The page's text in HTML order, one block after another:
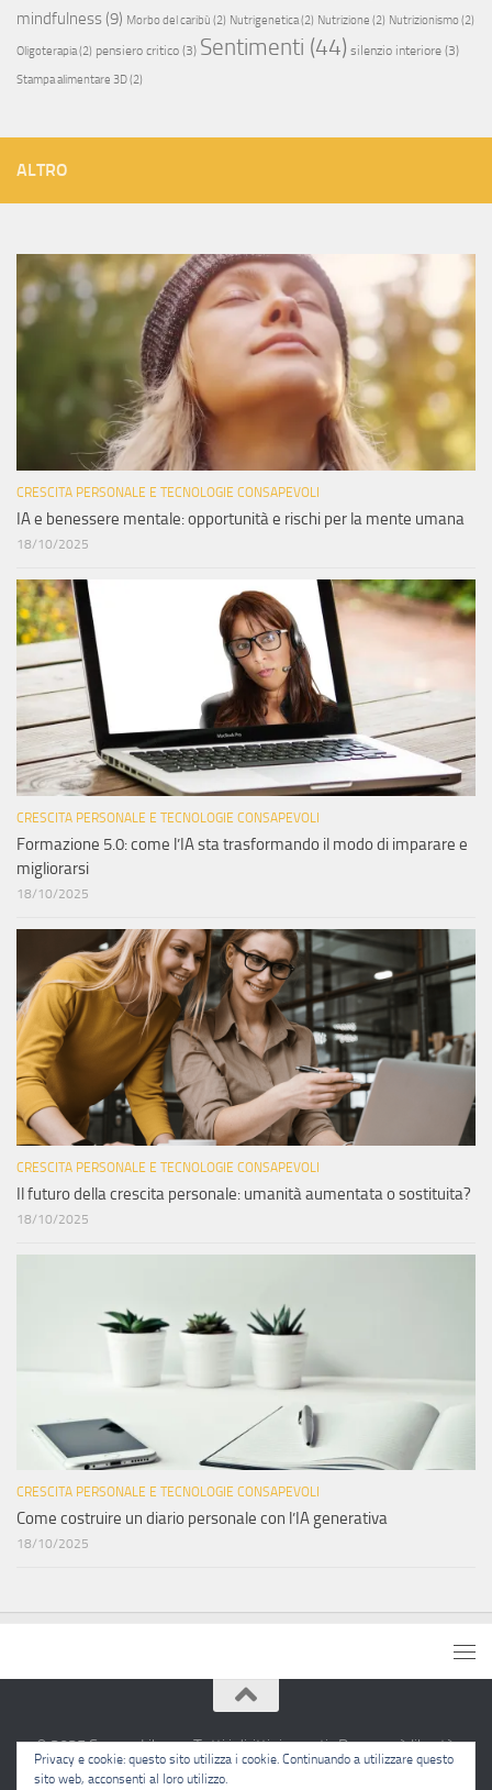
mindfulness (9) Morbo del caribù (2) Nutrigenetica(2) Nutrizione (2) Nutrizionismo (2)
Oligoterapia(2) pensiero critico (3) Sentimenti (44) silenzio interiore (3)
Stampa alimentare 3D(2)
ALTRO
CRESCITA PERSONALE E TECNOLOGIE CONSAPEVOLI
IA e benessere mentale: opportunità e rischi per la mente umana
18/10/2025
CRESCITA PERSONALE E TECNOLOGIE CONSAPEVOLI
Formazione 5.0: come l’IA sta trasformando il modo di imparare e
migliorarsi
18/10/2025
CRESCITA PERSONALE E TECNOLOGIE CONSAPEVOLI
Il futuro della crescita personale: umanità aumentata o sostituita?
18/10/2025
CRESCITA PERSONALE E TECNOLOGIE CONSAPEVOLI
Come costruire un diario personale con l’IA generativa
18/10/2025
© 2025 Sapere Libero · Tutti i diritti riservati · Pensare è libertà.
Privacy e cookie: questo sito utilizza i cookie. Continuando a utilizzare questo
sito web, acconsenti al loro utilizzo.